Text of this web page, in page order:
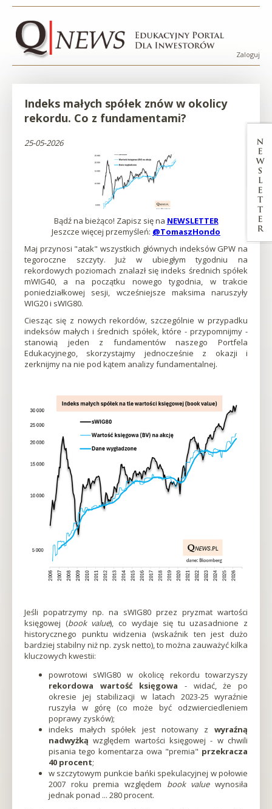
Indeks
małych
spółek
znów
fundamentami?
Qnews
Edukacyjny
Portal
Dla
Inwestorów
menu
treści
wyszukiwarki
stopki
Menu
Zaloguj
Indeks małych spółek znów w okolicy
rekordu. Co z fundamentami?
25-05-2026
Bądź na bieżąco! Zapisz się na NEWSLETTEROtworzy
się
nowej
karcieOtworzy
się
w
nowej
się
w
nowej
karcieOtworzy
karcieOtworzy
nowej
karcieOtworzy
się
w
się
w
nowej
karcieOtworzy
się
karcieOtworzy
się
w
nowej
w
nowej
karcieOtworzy
się
nowej
karcieOtworzy
się
nowej
karcieOtworzy
Otworzy
się
nowej
karcie
Jeszcze więcej przemyśleń: @TomaszHondo
w
nowej
karcie
Maj przynosi "atak" wszystkich głównych indeksów GPW na
tegoroczne szczyty. Już w ubiegłym tygodniu na
rekordowych poziomach znalazł się indeks średnich spółek
mWIG40, a na początku nowego tygodnia, w trakcie
poniedziałkowej sesji, wcześniejsze maksima naruszyły
WIG20 i sWIG80.
Ciesząc się z nowych rekordów, szczególnie w przypadku
indeksów małych i średnich spółek, które - przypomnijmy -
stanowią jeden z fundamentów naszego Portfela
Edukacyjnego, skorzystajmy jednocześnie z okazji i
zerknijmy na nie pod kątem analizy fundamentalnej.
Jeśli popatrzymy np. na sWIG80 przez pryzmat wartości
księgowej (book value), co wydaje się tu uzasadnione z
historycznego punktu widzenia (wskaźnik ten jest dużo
bardziej stabilny niż np. zysk netto), to można zauważyć kilka
kluczowych kwestii:
powrotowi sWIG80 w okolicę rekordu towarzyszy
rekordowa wartość księgowa - widać, że po
okresie jej stabilizacji w latach 2023-25 wyraźnie
ruszyła w górę (co może być odzwierciedleniem
poprawy zysków);
indeks małych spółek jest notowany z wyraźną
nadwyżką względem wartości księgowej - w chwili
pisania tego komentarza owa "premia" przekracza
40 procent;
w szczytowym punkcie bańki spekulacyjnej w połowie
2007 roku premia względem book valuewynosiła
jednak ponad ... 280 procent.